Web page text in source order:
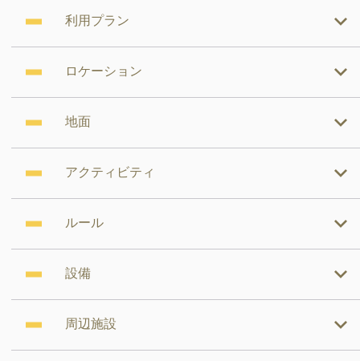
利用プラン
ロケーション
地面
アクティビティ
ルール
設備
周辺施設